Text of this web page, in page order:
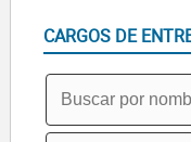
CARGOS DE